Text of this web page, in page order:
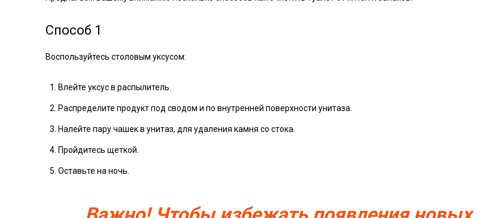
Способ 1
Воспользуйтесь столовым уксусом:
Влейте уксус в распылитель.
Распределите продукт под сводом и по внутренней поверхности унитаза.
Налейте пару чашек в унитаз, для удаления камня со стока.
Пройдитесь щеткой.
Оставьте на ночь.